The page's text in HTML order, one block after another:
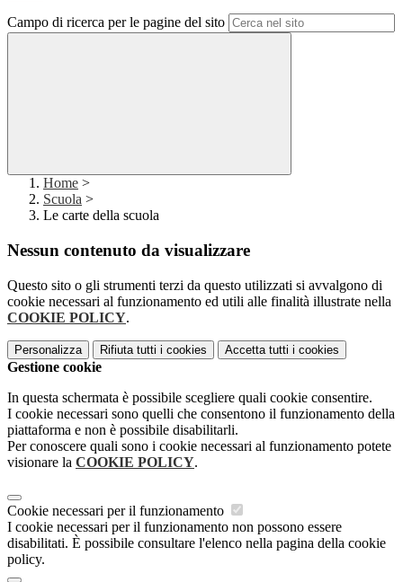
Campo di ricerca per le pagine del sito
Home >
Scuola >
Le carte della scuola
Nessun contenuto da visualizzare
Questo sito o gli strumenti terzi da questo utilizzati si avvalgono di
cookie necessari al funzionamento ed utili alle finalità illustrate nella
COOKIE POLICY.
Personalizza Rifiuta tutti i cookies Accetta tutti i cookies
Gestione cookie
In questa schermata è possibile scegliere quali cookie consentire.
I cookie necessari sono quelli che consentono il funzionamento della
piattaforma e non è possibile disabilitarli.
Per conoscere quali sono i cookie necessari al funzionamento potete
visionare la COOKIE POLICY.
Cookie necessari per il funzionamento
I cookie necessari per il funzionamento non possono essere
disabilitati. È possibile consultare l'elenco nella pagina della cookie
policy.